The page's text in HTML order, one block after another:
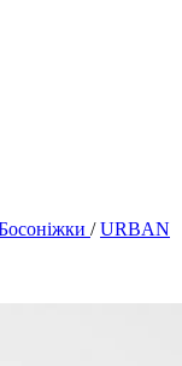
/ URBAN